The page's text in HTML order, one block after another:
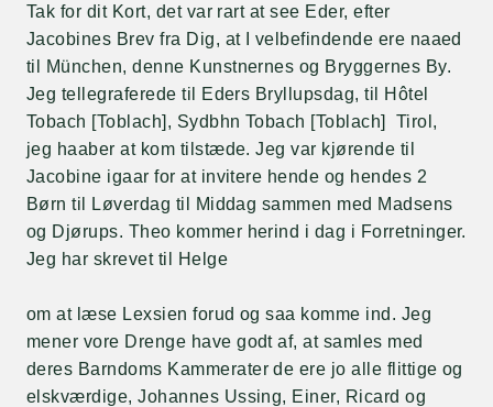
Tak for dit Kort, det var rart at see Eder, efter
Jacobines Brev fra Dig, at I velbefindende ere naaed
til München, denne Kunstnernes og Bryggernes By.
Jeg tellegraferede til Eders Bryllupsdag, til Hôtel
Tobach [Toblach], Sydbhn Tobach [Toblach] Tirol,
jeg haaber at kom tilstæde. Jeg var kjørende til
Jacobine igaar for at invitere hende og hendes 2
Børn til Løverdag til Middag sammen med Madsens
og Djørups. Theo kommer herind i dag i Forretninger.
Jeg har skrevet til Helge
om at læse Lexsien forud og saa komme ind. Jeg
mener vore Drenge have godt af, at samles med
deres Barndoms Kammerater de ere jo alle flittige og
elskværdige, Johannes Ussing, Einer, Ricard og